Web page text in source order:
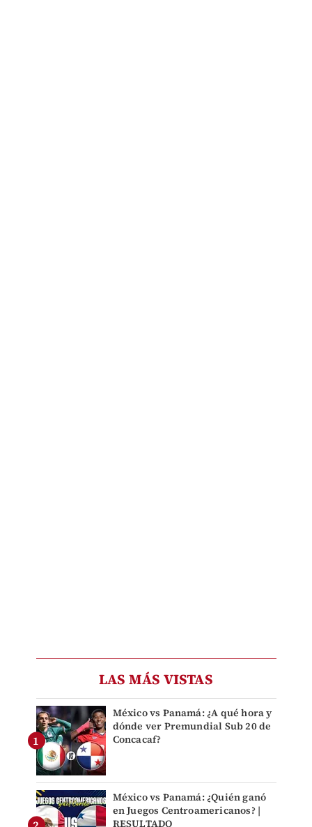
LAS MÁS VISTAS
México vs Panamá: ¿A qué hora y
dónde ver Premundial Sub 20 de
Concacaf?
México vs Panamá: ¿Quién ganó
en Juegos Centroamericanos? |
RESULTADO